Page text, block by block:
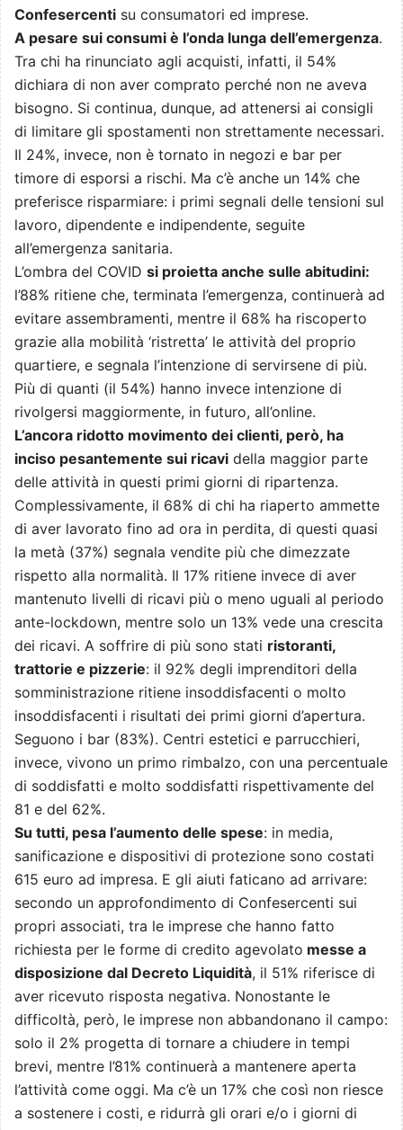
Confesercenti su consumatori ed imprese.
A pesare sui consumi è l’onda lunga dell’emergenza.
Tra chi ha rinunciato agli acquisti, infatti, il 54%
dichiara di non aver comprato perché non ne aveva
bisogno. Si continua, dunque, ad attenersi ai consigli
di limitare gli spostamenti non strettamente necessari.
Il 24%, invece, non è tornato in negozi e bar per
timore di esporsi a rischi. Ma c’è anche un 14% che
preferisce risparmiare: i primi segnali delle tensioni sul
lavoro, dipendente e indipendente, seguite
all’emergenza sanitaria.
L’ombra del COVID si proietta anche sulle abitudini:
l’88% ritiene che, terminata l’emergenza, continuerà ad
evitare assembramenti, mentre il 68% ha riscoperto
grazie alla mobilità ‘ristretta’ le attività del proprio
quartiere, e segnala l’intenzione di servirsene di più.
Più di quanti (il 54%) hanno invece intenzione di
rivolgersi maggiormente, in futuro, all’online.
L’ancora ridotto movimento dei clienti, però, ha
inciso pesantemente sui ricavi della maggior parte
delle attività in questi primi giorni di ripartenza.
Complessivamente, il 68% di chi ha riaperto ammette
di aver lavorato fino ad ora in perdita, di questi quasi
la metà (37%) segnala vendite più che dimezzate
rispetto alla normalità. Il 17% ritiene invece di aver
mantenuto livelli di ricavi più o meno uguali al periodo
ante-lockdown, mentre solo un 13% vede una crescita
dei ricavi. A soffrire di più sono stati ristoranti,
trattorie e pizzerie: il 92% degli imprenditori della
somministrazione ritiene insoddisfacenti o molto
insoddisfacenti i risultati dei primi giorni d’apertura.
Seguono i bar (83%). Centri estetici e parrucchieri,
invece, vivono un primo rimbalzo, con una percentuale
di soddisfatti e molto soddisfatti rispettivamente del
81 e del 62%.
Su tutti, pesa l’aumento delle spese: in media,
sanificazione e dispositivi di protezione sono costati
615 euro ad impresa. E gli aiuti faticano ad arrivare:
secondo un approfondimento di Confesercenti sui
propri associati, tra le imprese che hanno fatto
richiesta per le forme di credito agevolato messe a
disposizione dal Decreto Liquidità, il 51% riferisce di
aver ricevuto risposta negativa. Nonostante le
difficoltà, però, le imprese non abbandonano il campo:
solo il 2% progetta di tornare a chiudere in tempi
brevi, mentre l’81% continuerà a mantenere aperta
l’attività come oggi. Ma c’è un 17% che così non riesce
a sostenere i costi, e ridurrà gli orari e/o i giorni di